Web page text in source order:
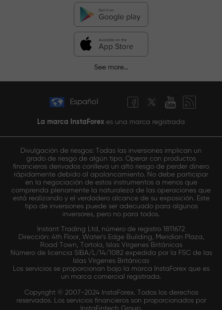
See more...
Español
La marca InstaForex es una marca registrada
Divulgación de riesgos: Todas las inversiones implican un
grado de riesgo de algún tipo. Operar con productos
financieros derivados conlleva un alto riesgo de perder dinero
rápidamente debido al apalancamiento. No debe participar
en la negociación de estos instrumentos a menos que
comprenda plenamente la naturaleza de las operaciones que
está realizando y el verdadero alcance de su exposición. Este
tipo de inversiones puede ser adecuado para algunos
inversores, pero no para todos.
Instant Trading Ltd, número de registro 1811672
Dirección: 4th Floor, Water's Edge Building, Meridian Plaza,
Road Town, Tortola, Islas Vírgenes Británicas
Número de licencia SIBA/L/14/1082 expedida por la FSC de las
Islas Vírgenes Británicas
Los servicios se proporcionan bajo la marca InstaForex que es
un marca comercial registrada.
Copyright © 2007-2024 InstaForex. Todos los derechos
reservados. Los servicios financieros son proporcionados por
InstaFintech Group.